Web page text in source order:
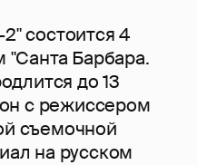
состоится 4
"Санта Барбара.
до 13
с режиссером
съемочной
на русском